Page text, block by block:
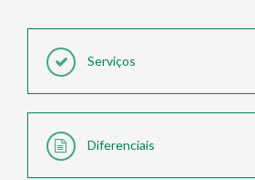
Serviços
Diferenciais